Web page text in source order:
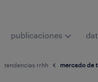
publicaciones
tendencias rrhh mercado de